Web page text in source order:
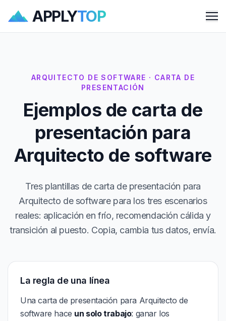
APPLYTOP
ARQUITECTO DE SOFTWARE · CARTA DE
PRESENTACIÓN
Ejemplos de carta de
presentación para
Arquitecto de software
Tres plantillas de carta de presentación para
Arquitecto de software para los tres escenarios
reales: aplicación en frío, recomendación cálida y
transición al puesto. Copia, cambia tus datos, envía.
La regla de una línea
Una carta de presentación para Arquitecto de
software hace un solo trabajo: ganar los